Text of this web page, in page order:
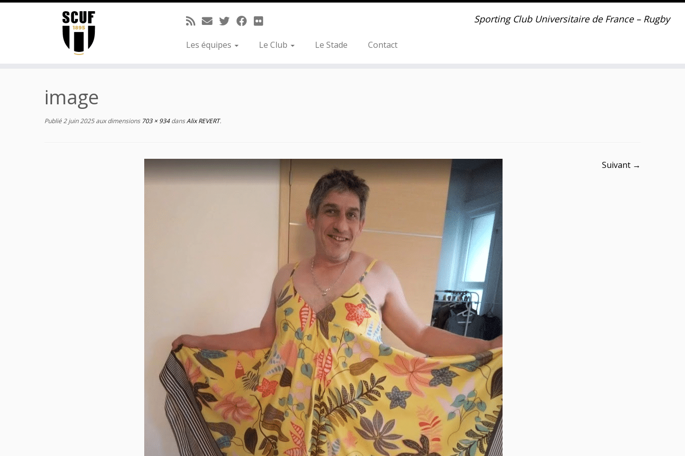
Passer
Sporting Club Universitaire de France – Rugby
Les équipes Le Club Le Stade Contact
image
Publié2 juin 2025aux dimensions703 × 934dansAlix REVERT.
Suivant →